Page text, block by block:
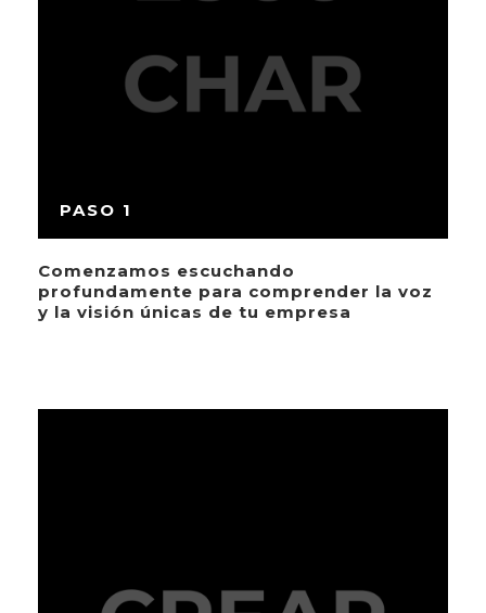
PASO 1
Comenzamos escuchando
profundamente para comprender la voz
y la visión únicas de tu empresa